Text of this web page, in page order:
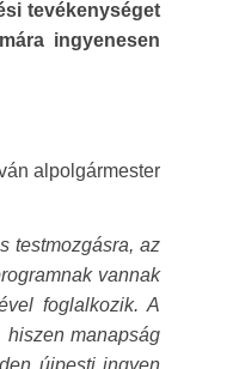
tevékenységet
ingyenesen
alpolgármester
testmozgásra, az
vannak
foglalkozik. A
hiszen manapság